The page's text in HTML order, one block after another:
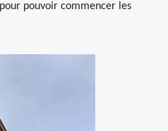
pouvoir commencer les